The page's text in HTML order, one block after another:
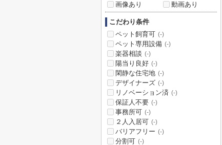
画像あり
動画あり
こだわり条件
ペット飼育可 (-)
ペット専用設備 (-)
楽器相談 (-)
陽当り良好 (-)
閑静な住宅地 (-)
デザイナーズ (-)
リノベーション済 (-)
保証人不要 (-)
事務所可 (-)
２人入居可 (-)
バリアフリー (-)
分割可 (-)